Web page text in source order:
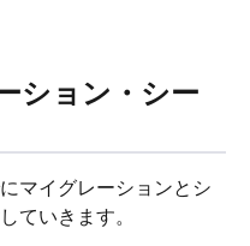
ション・シー
マイグレーションとシ
ていきます。